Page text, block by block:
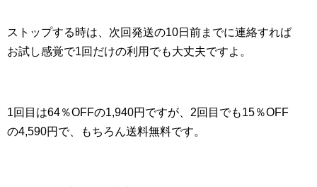
ストップする時は、次回発送の10日前までに連絡すれば
お試し感覚で1回だけの利用でも大丈夫ですよ。
1回目は64％OFFの1,940円ですが、2回目でも15％OFF
の4,590円で、もちろん送料無料です。